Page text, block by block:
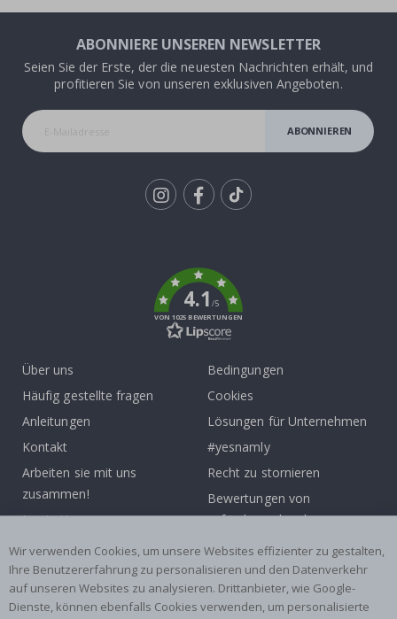
ABONNIERE UNSEREN NEWSLETTER
Seien Sie der Erste, der die neuesten Nachrichten erhält, und
profitieren Sie von unseren exklusiven Angeboten.
ABONNIEREN
4.1/5
VON 1025 BEWERTUNGEN
Über uns
Häufig gestellte fragen
Anleitungen
Kontakt
Arbeiten sie mit uns
zusammen!
Inspiration
Bedingungen
Cookies
Lösungen für Unternehmen
#yesnamly
Recht zu stornieren
Bewertungen von
zufriedenen kunden
Beliebte Kategorien
Namensaufkleber
Wandtattoos
Wir verwenden Cookies, um unsere Websites effizienter zu gestalten,
Ihre Benutzererfahrung zu personalisieren und den Datenverkehr
auf unseren Websites zu analysieren. Drittanbieter, wie Google-
Dienste, können ebenfalls Cookies verwenden, um personalisierte